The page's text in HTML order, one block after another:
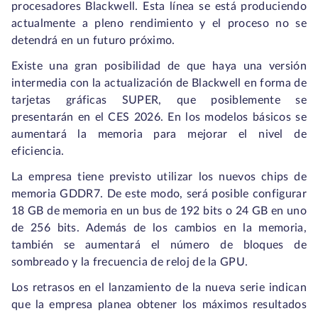
procesadores Blackwell. Esta línea se está produciendo
actualmente a pleno rendimiento y el proceso no se
detendrá en un futuro próximo.
Existe una gran posibilidad de que haya una versión
intermedia con la actualización de Blackwell en forma de
tarjetas gráficas SUPER, que posiblemente se
presentarán en el CES 2026. En los modelos básicos se
aumentará la memoria para mejorar el nivel de
eficiencia.
La empresa tiene previsto utilizar los nuevos chips de
memoria GDDR7. De este modo, será posible configurar
18 GB de memoria en un bus de 192 bits o 24 GB en uno
de 256 bits. Además de los cambios en la memoria,
también se aumentará el número de bloques de
sombreado y la frecuencia de reloj de la GPU.
Los retrasos en el lanzamiento de la nueva serie indican
que la empresa planea obtener los máximos resultados